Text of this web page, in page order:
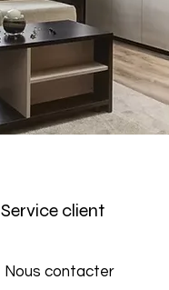
Service client
Nous contacter